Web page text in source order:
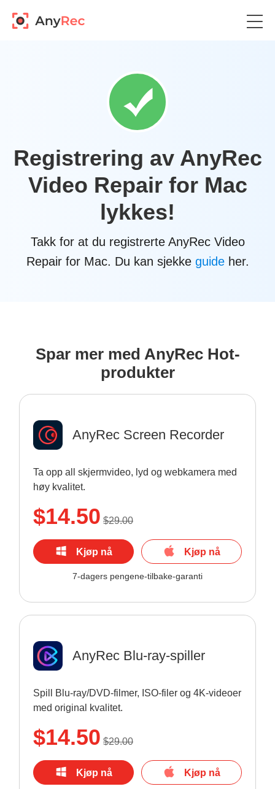
Registrering av AnyRec
Video Repair for Mac
lykkes!
Takk for at du registrerte AnyRec Video
Repair for Mac. Du kan sjekke guideher.
Spar mer med AnyRec Hot-
produkter
AnyRec Screen Recorder
Ta opp all skjermvideo, lyd og webkamera med
høy kvalitet.
$14.50 $29.00
Kjøp nå Kjøp nå
7-dagers pengene-tilbake-garanti
AnyRec Blu-ray-spiller
Spill Blu-ray/DVD-filmer, ISO-filer og 4K-videoer
med original kvalitet.
$14.50 $29.00
Kjøp nå Kjøp nå